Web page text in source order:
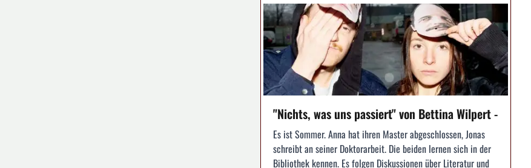
"Nichts, was uns passiert" von Bettina Wilpert -
Es ist Sommer. Anna hat ihren Master abgeschlossen, Jonas
schreibt an seiner Doktorarbeit. Die beiden lernen sich in der
Bibliothek kennen. Es folgen Diskussionen über Literatur und